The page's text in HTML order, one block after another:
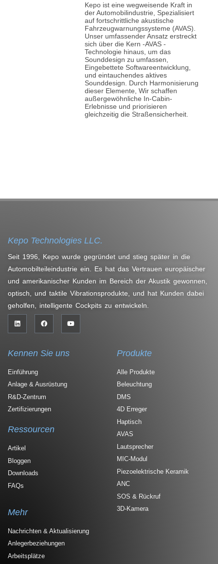
Kepo ist eine wegweisende Kraft in
der Automobilindustrie, Spezialisiert
auf fortschrittliche akustische
Fahrzeugwarnungssysteme (AVAS).
Unser umfassender Ansatz erstreckt
sich über die Kern -AVAS -
Technologie hinaus, um das
Sounddesign zu umfassen,
Eingebettete Softwareentwicklung,
und eintauchendes aktives
Sounddesign. Durch Harmonisierung
dieser Elemente, Wir schaffen
außergewöhnliche In-Cabin-
Erlebnisse und priorisieren
gleichzeitig die Straßensicherheit.
Kepo Technologies LLC.
Seit 1996, Kepo wurde gegründet und stieg später in die
Automobilteileindustrie ein. Es hat das Vertrauen europäischer
und amerikanischer Kunden im Bereich der Akustik gewonnen,
optisch, und taktile Vibrationsprodukte, und hat Kunden dabei
geholfen, intelligente Cockpits zu entwickeln.
Kennen Sie uns
Einführung
Anlage & Ausrüstung
R&D-Zentrum
Zertifizierungen
Produkte
Alle Produkte
Beleuchtung
DMS
4D Erreger
Haptisch
AVAS
Lautsprecher
MIC-Modul
Piezoelektrische Keramik
ANC
SOS & Rückruf
3D-Kamera
Ressourcen
Artikel
Bloggen
Downloads
FAQs
Mehr
Nachrichten & Aktualisierung
Anlegerbeziehungen
Arbeitsplätze